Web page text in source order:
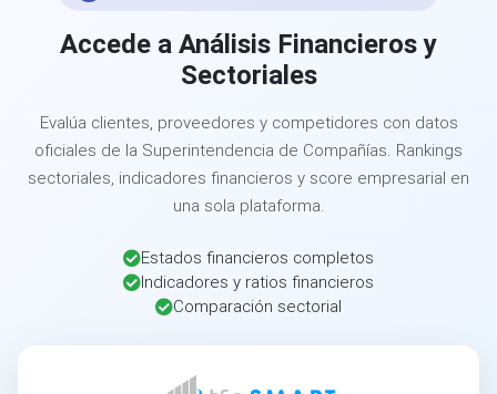
Accede a Análisis Financieros y
Sectoriales
Evalúa clientes, proveedores y competidores con datos
oficiales de la Superintendencia de Compañías. Rankings
sectoriales, indicadores financieros y score empresarial en
una sola plataforma.
Estados financieros completos
Indicadores y ratios financieros
Comparación sectorial